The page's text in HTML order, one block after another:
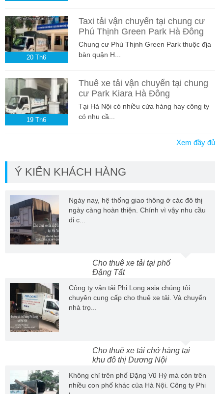
20 Th6
Taxi tải vận chuyển tại chung cư
Phú Thịnh Green Park Hà Đông
Chung cư Phú Thịnh Green Park thuộc địa
bàn quận H...
19 Th6
Thuê xe tải vận chuyển tại chung
cư Park Kiara Hà Đông
Tại Hà Nội có nhiều cửa hàng hay công ty
có nhu cầ...
Xem đầy đủ
Ý KIẾN KHÁCH HÀNG
Ngày nay, hệ thống giao thông ở các đô thị
ngày càng hoàn thiện. Chính vì vậy nhu cầu
di c...
Cho thuê xe tải tại phố
Đặng Tất
Công ty vận tải Phi Long asia chúng tôi
chuyên cung cấp cho thuê xe tải. Và chuyển
nhà trọ...
Cho thuê xe tải chở hàng tại
khu đô thị Dương Nội
Không chỉ trên phố Đặng Vũ Hỷ mà còn trên
nhiều con phố khác của Hà Nội. Công ty Phi